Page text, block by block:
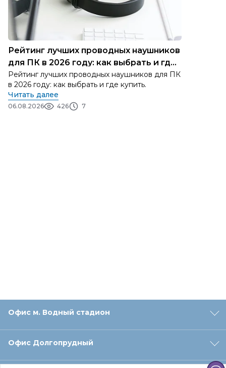
Рейтинг лучших проводных наушников
для ПК в 2026 году: как выбрать и где
купить
Рейтинг лучших проводных наушников для ПК
в 2026 году: как выбрать и где купить.
Читать далее
06.08.2026 426 7
Офис м. Водный стадион
Офис Долгопрудный